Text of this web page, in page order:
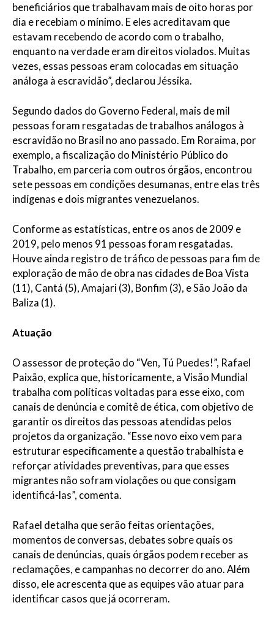
beneficiários que trabalhavam mais de oito horas por
dia e recebiam o mínimo. E eles acreditavam que
estavam recebendo de acordo com o trabalho,
enquanto na verdade eram direitos violados. Muitas
vezes, essas pessoas eram colocadas em situação
análoga à escravidão”, declarou Jéssika.
Segundo dados do Governo Federal, mais de mil
pessoas foram resgatadas de trabalhos análogos à
escravidão no Brasil no ano passado. Em Roraima, por
exemplo, a fiscalização do Ministério Público do
Trabalho, em parceria com outros órgãos, encontrou
sete pessoas em condições desumanas, entre elas três
indígenas e dois migrantes venezuelanos.
Conforme as estatísticas, entre os anos de 2009 e
2019, pelo menos 91 pessoas foram resgatadas.
Houve ainda registro de tráfico de pessoas para fim de
exploração de mão de obra nas cidades de Boa Vista
(11), Cantá (5), Amajari (3), Bonfim (3), e São João da
Baliza (1).
Atuação
O assessor de proteção do “Ven, Tú Puedes!”, Rafael
Paixão, explica que, historicamente, a Visão Mundial
trabalha com políticas voltadas para esse eixo, com
canais de denúncia e comitê de ética, com objetivo de
garantir os direitos das pessoas atendidas pelos
projetos da organização. “Esse novo eixo vem para
estruturar especificamente a questão trabalhista e
reforçar atividades preventivas, para que esses
migrantes não sofram violações ou que consigam
identificá-las”, comenta.
Rafael detalha que serão feitas orientações,
momentos de conversas, debates sobre quais os
canais de denúncias, quais órgãos podem receber as
reclamações, e campanhas no decorrer do ano. Além
disso, ele acrescenta que as equipes vão atuar para
identificar casos que já ocorreram.